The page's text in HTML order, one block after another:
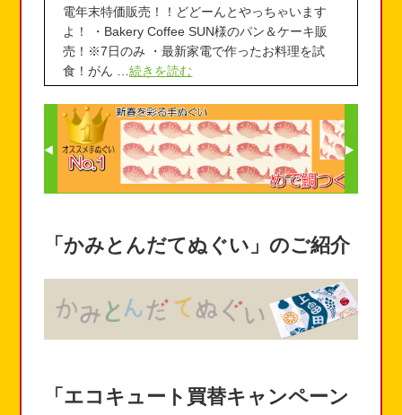
電年末特価販売！！どどーんとやっちゃいます
よ！ ・Bakery Coffee SUN様のパン＆ケーキ販
売！※7日のみ ・最新家電で作ったお料理を試
食！がん …続きを読む
「かみとんだてぬぐい」のご紹介
「エコキュート買替キャンペーン